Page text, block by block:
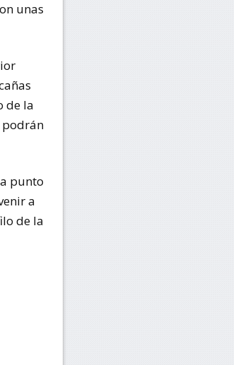
unas
de la
podrán
punto
a
de la